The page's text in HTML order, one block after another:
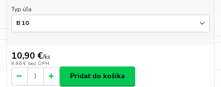
Typ úľa
10,90 €/ks
8,86 € bez DPH
Pridať do košíka